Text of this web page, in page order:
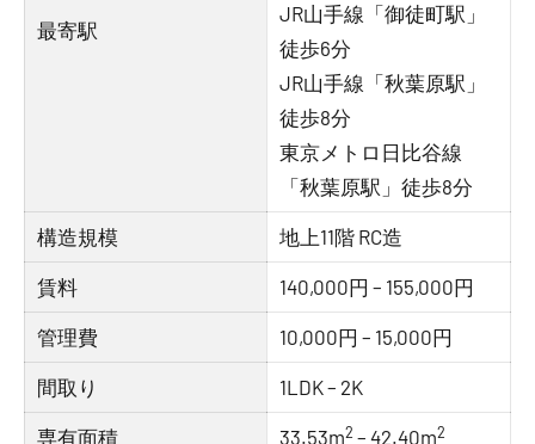
最寄駅
JR山手線「御徒町駅」
徒歩6分
JR山手線「秋葉原駅」
徒歩8分
東京メトロ日比谷線
「秋葉原駅」徒歩8分
構造規模 地上11階 RC造
賃料 140,000円 – 155,000円
管理費 10,000円 – 15,000円
間取り 1LDK – 2K
専有面積 33.53m2 – 42.40m2